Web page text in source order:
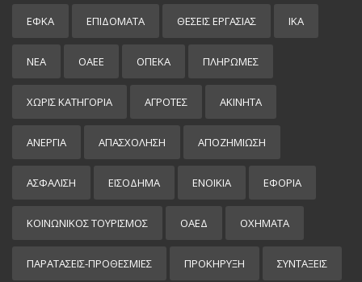
ΕΦΚΑ ΕΠΙΔΌΜΑΤΑ ΘΕΣΕΙΣ ΕΡΓΑΣΙΑΣ ΙΚΑ
ΝΕΑ ΟΑΕΕ ΟΠΕΚΑ ΠΛΗΡΩΜΕΣ
ΧΩΡΊΣ ΚΑΤΗΓΟΡΊΑ ΑΓΡΟΤΕΣ ΑΚΙΝΗΤΑ
ΑΝΕΡΓΙΑ ΑΠΑΣΧΟΛΗΣΗ ΑΠΟΖΗΜΙΩΣΗ
ΑΣΦΑΛΙΣΗ ΕΙΣΌΔΗΜΑ ΕΝΟΙΚΙΑ ΕΦΟΡΙΑ
ΚΟΙΝΩΝΙΚΟΣ ΤΟΥΡΙΣΜΟΣ ΟΑΕΔ ΟΧΗΜΑΤΑ
ΠΑΡΑΤΑΣΕΙΣ-ΠΡΟΘΕΣΜΙΕΣ ΠΡΟΚΉΡΥΞΗ ΣΥΝΤΑΞΕΙΣ